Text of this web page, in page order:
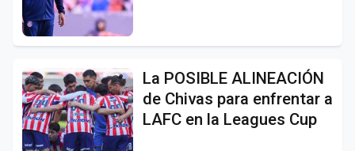
La POSIBLE ALINEACIÓN
de Chivas para enfrentar a
LAFC en la Leagues Cup